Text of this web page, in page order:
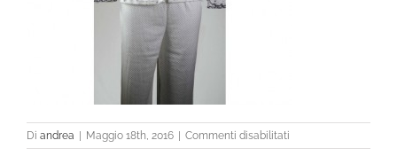
Di andrea Maggio 18th, 2016 Commenti disabilitati
6_2